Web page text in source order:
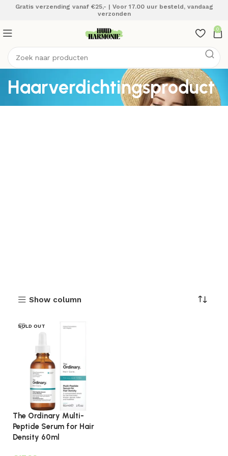
Gratis verzending vanaf €25,- | Voor 17.00 uur besteld, vandaag
verzonden
0
Haarverdichtingsproduct
Show column
SOLD OUT
The Ordinary Multi-
Peptide Serum for Hair
Density 60ml